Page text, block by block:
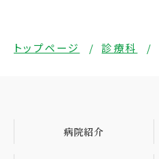
トップページ 診療科
病院紹介